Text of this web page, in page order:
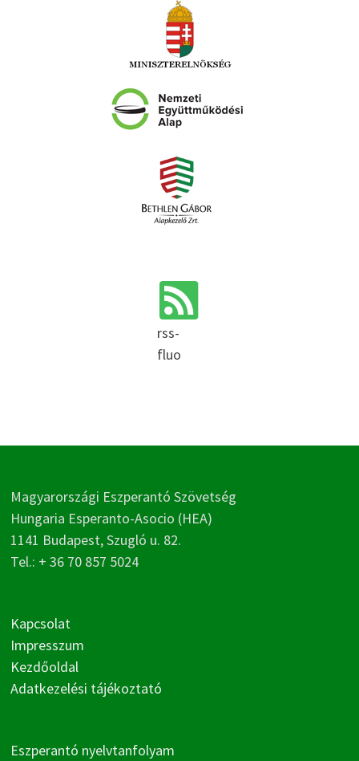
rss-
fluo
Magyarországi Eszperantó Szövetség
Hungaria Esperanto-Asocio (HEA)
1141 Budapest, Szugló u. 82.
Tel.: + 36 70 857 5024
Kapcsolat
Impresszum
Kezdőoldal
Adatkezelési tájékoztató
Eszperantó nyelvtanfolyam